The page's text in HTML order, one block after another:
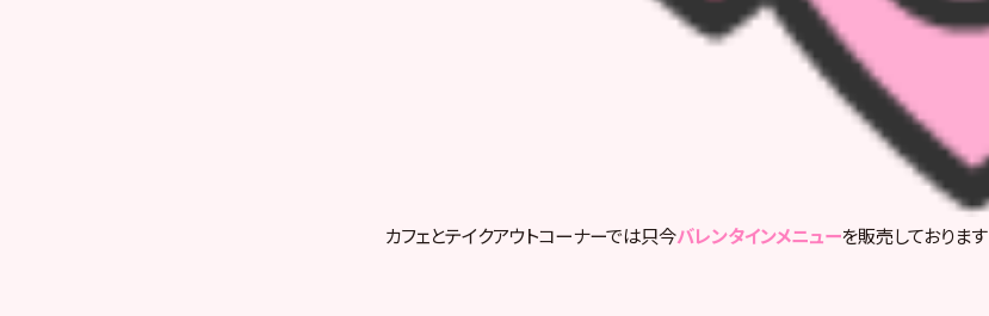
カフェとテイクアウトコーナーでは只今バレンタインメニューを販売しております